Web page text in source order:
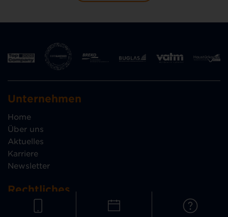
Unternehmen
Home
Über uns
Aktuelles
Karriere
Newsletter
Rechtliches